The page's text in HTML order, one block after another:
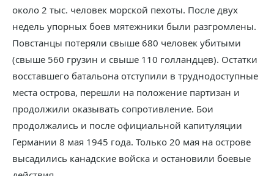
около 2 тыс. человек морской пехоты. После двух
недель упорных боев мятежники были разгромлены.
Повстанцы потеряли свыше 680 человек убитыми
(свыше 560 грузин и свыше 110 голландцев). Остатки
восставшего батальона отступили в труднодоступные
места острова, перешли на положение партизан и
продолжили оказывать сопротивление. Бои
продолжались и после официальной капитуляции
Германии 8 мая 1945 года. Только 20 мая на острове
высадились канадские войска и остановили боевые